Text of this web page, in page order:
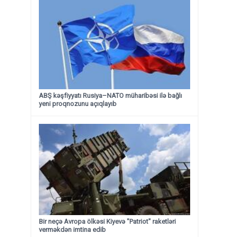
ABŞ kəşfiyyatı Rusiya–NATO müharibəsi ilə bağlı
yeni proqnozunu açıqlayıb
Bir neçə Avropa ölkəsi Kiyevə "Patriot" raketləri
verməkdən imtina edib